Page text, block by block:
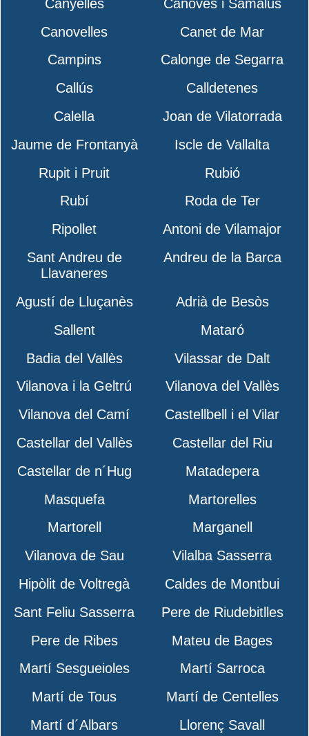
Canyelles
Cànoves i Samalús
Canovelles
Canet de Mar
Campins
Calonge de Segarra
Callús
Calldetenes
Calella
Joan de Vilatorrada
Jaume de Frontanyà
Iscle de Vallalta
Rupit i Pruit
Rubió
Rubí
Roda de Ter
Ripollet
Antoni de Vilamajor
Sant Andreu de
Llavaneres
Andreu de la Barca
Agustí de Lluçanès
Adrià de Besòs
Sallent
Mataró
Badia del Vallès
Vilassar de Dalt
Vilanova i la Geltrú
Vilanova del Vallès
Vilanova del Camí
Castellbell i el Vilar
Castellar del Vallès
Castellar del Riu
Castellar de n´Hug
Matadepera
Masquefa
Martorelles
Martorell
Marganell
Vilanova de Sau
Vilalba Sasserra
Hipòlit de Voltregà
Caldes de Montbui
Sant Feliu Sasserra
Pere de Riudebitlles
Pere de Ribes
Mateu de Bages
Martí Sesgueioles
Martí Sarroca
Martí de Tous
Martí de Centelles
Martí d´Albars
Llorenç Savall